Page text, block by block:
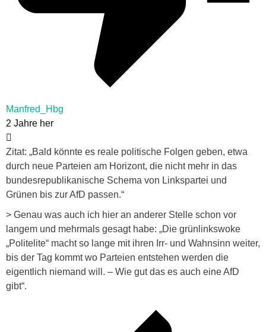
Manfred_Hbg
2 Jahre her
Zitat: „Bald könnte es reale politische Folgen geben, etwa
durch neue Parteien am Horizont, die nicht mehr in das
bundesrepublikanische Schema von Linkspartei und
Grünen bis zur AfD passen.“
> Genau was auch ich hier an anderer Stelle schon vor
langem und mehrmals gesagt habe: „Die grünlinkswoke
„Politelite“ macht so lange mit ihren Irr- und Wahnsinn weiter,
bis der Tag kommt wo Parteien entstehen werden die
eigentlich niemand will. – Wie gut das es auch eine AfD
gibt“.